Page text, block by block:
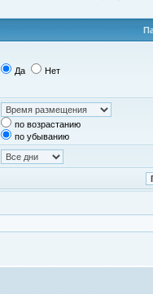
Да Нет
по возрастанию
по убыванию